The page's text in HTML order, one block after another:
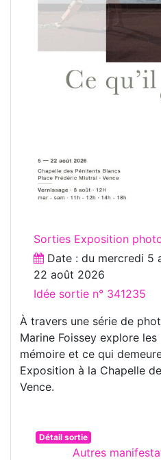
Sorties Exposition
Date : du mercredi 5
22 août 2026
Idée sortie n° 341235
À travers une série de
Marine Foissey explore
mémoire et ce qui
Exposition à la Chapelle
Vence.
Détail sortie
Autres